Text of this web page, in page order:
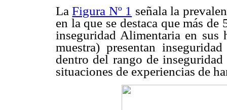
LaFigura Nº 1 señala la
en la que se destaca que más
inseguridad Alimentaria en sus
muestra) presentan
dentro del rango de
situaciones de experiencias de